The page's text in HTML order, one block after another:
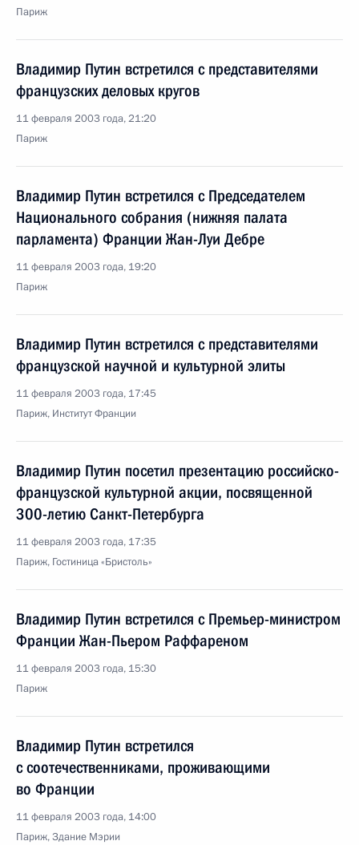
Париж
Владимир Путин встретился с представителями
французских деловых кругов
11 февраля 2003 года, 21:20
Париж
Владимир Путин встретился с Председателем
Национального собрания (нижняя палата
парламента) Франции Жан-Луи Дебре
11 февраля 2003 года, 19:20
Париж
Владимир Путин встретился с представителями
французской научной и культурной элиты
11 февраля 2003 года, 17:45
Париж, Институт Франции
Владимир Путин посетил презентацию российско-
французской культурной акции, посвященной
300-летию Санкт-Петербурга
11 февраля 2003 года, 17:35
Париж, Гостиница «Бристоль»
Владимир Путин встретился с Премьер-министром
Франции Жан-Пьером Раффареном
11 февраля 2003 года, 15:30
Париж
Владимир Путин встретился
с соотечественниками, проживающими
во Франции
11 февраля 2003 года, 14:00
Париж, Здание Мэрии